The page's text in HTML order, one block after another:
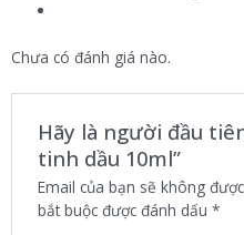
Chưa có đánh giá nào.
Hãy là người đầu
tinh dầu 10ml”
Email của bạn sẽ không
bắt buộc được đánh dấu *